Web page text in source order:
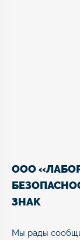
ООО
ЗНАК
Мы рады